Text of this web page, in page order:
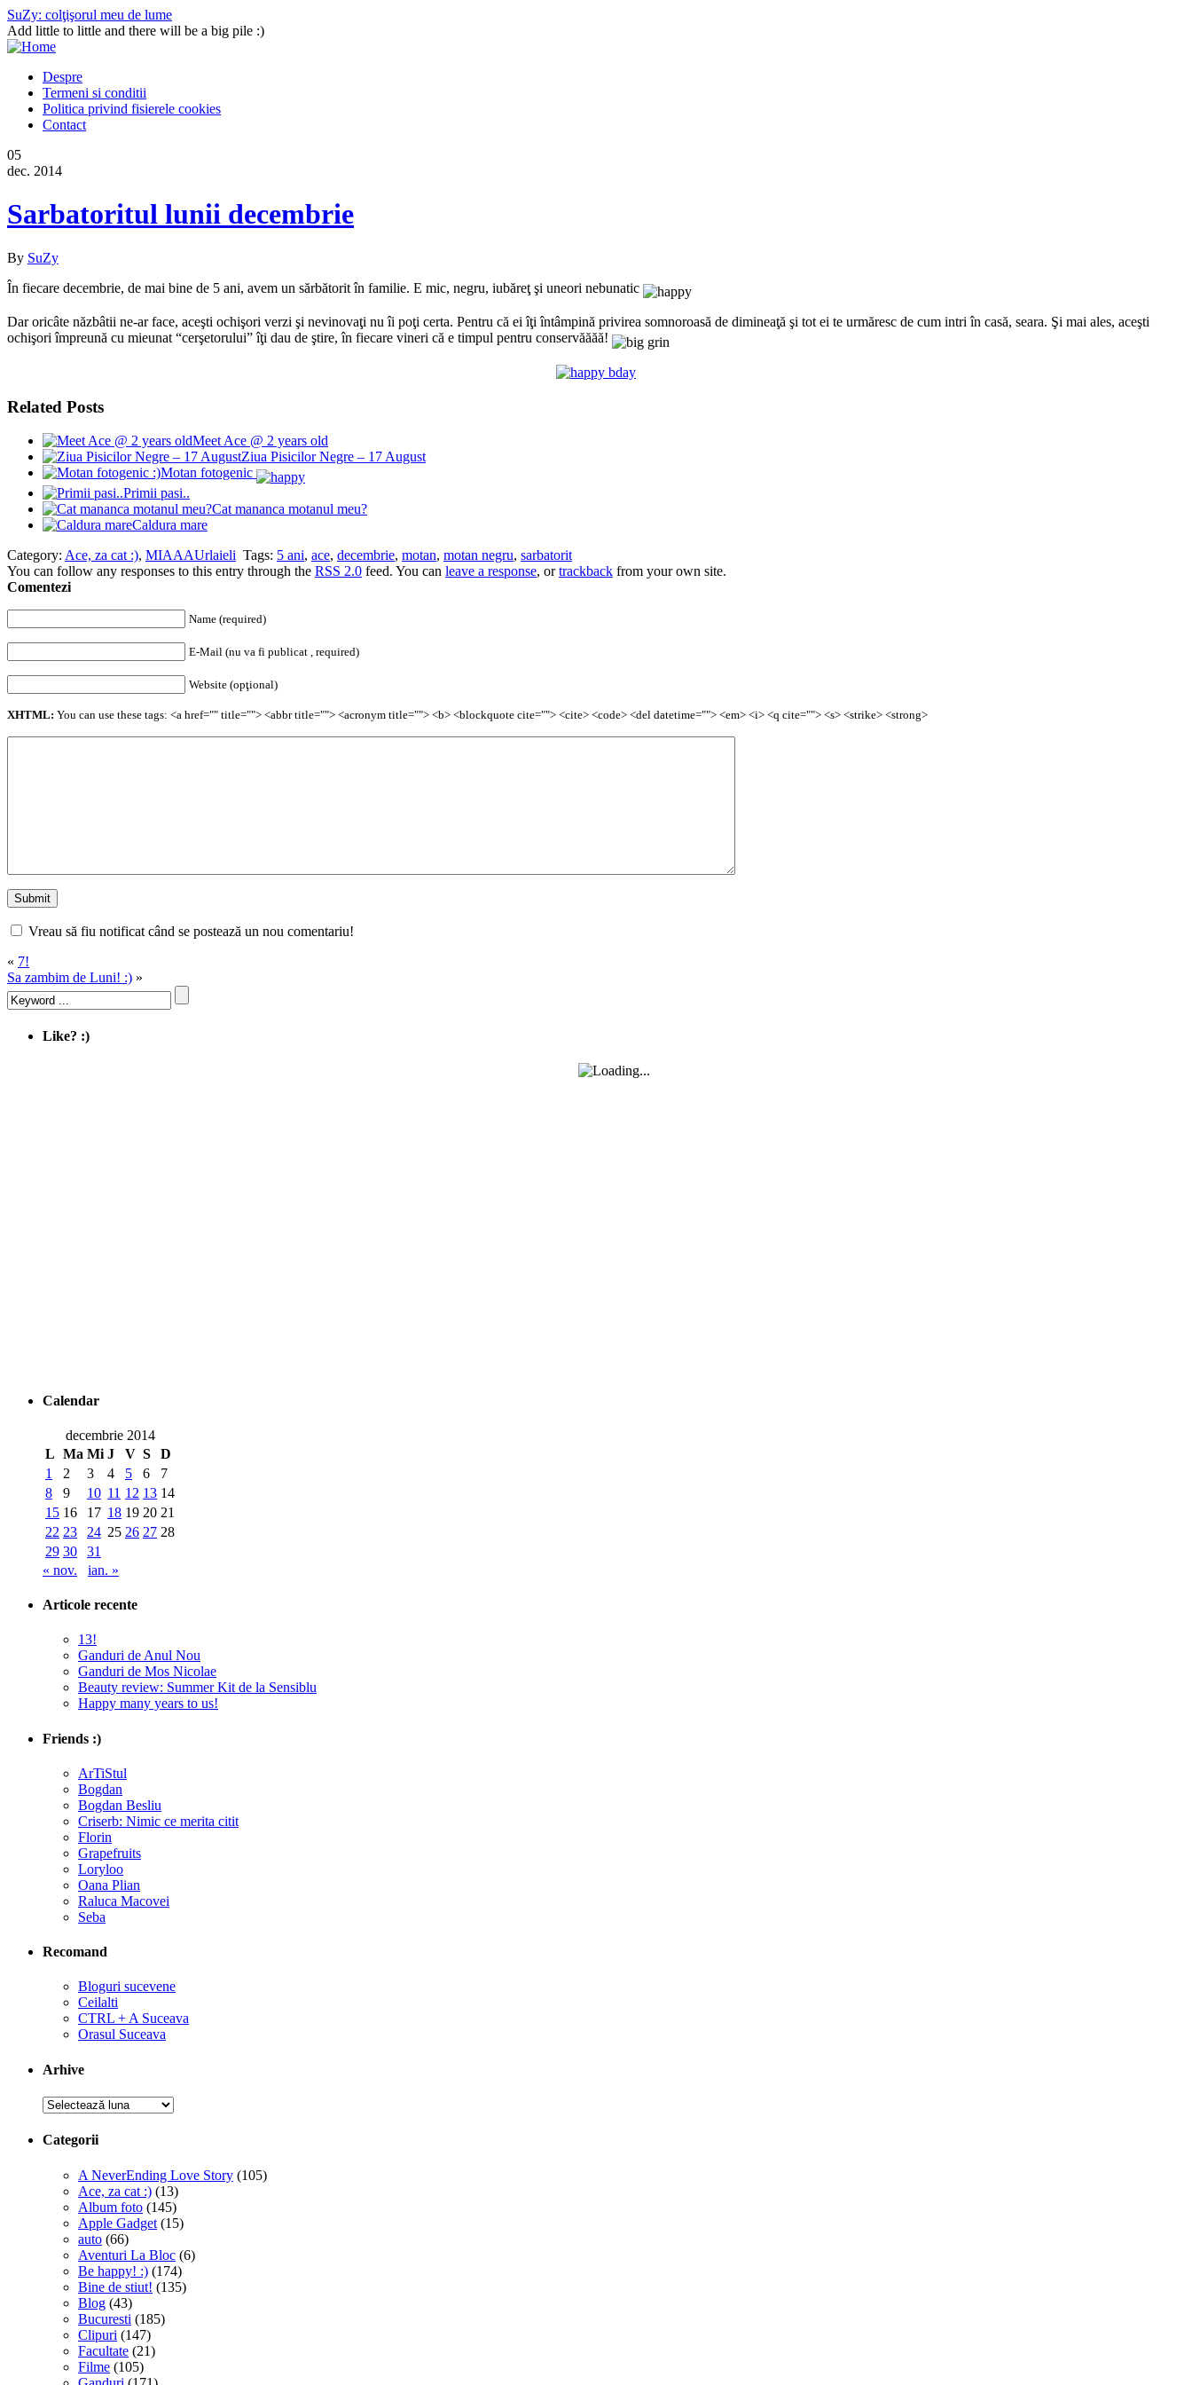
SuZy: colţişorul meu de lume
Add little to little and there will be a big pile :)
Despre
Termeni si conditii
Politica privind fisierele cookies
Contact
05
dec. 2014
Sarbatoritul lunii decembrie
By SuZy
În fiecare decembrie, de mai bine de 5 ani, avem un sărbătorit în familie. E mic, negru, iubăreţ şi uneori nebunatic
Dar oricâte năzbâtii ne-ar face, aceşti ochişori verzi şi nevinovaţi nu îi poţi certa. Pentru că ei îţi întâmpină privirea somnoroasă de dimineaţă şi tot ei te urmăresc de cum intri în casă, seara. Şi mai ales, aceşti
ochişori împreună cu mieunat “cerşetorului” îţi dau de ştire, în fiecare vineri că e timpul pentru conservăăăă!
Related Posts
Meet Ace @ 2 years old
Ziua Pisicilor Negre – 17 August
Motan fotogenic
Primii pasi..
Cat mananca motanul meu?
Caldura mare
Category: Ace, za cat :), MIAAAUrlaieli Tags: 5 ani, ace, decembrie, motan, motan negru, sarbatorit
You can follow any responses to this entry through the RSS 2.0 feed. You can leave a response, ortrackback from your own site.
Comentezi
Name (required)
E-Mail (nu va fi publicat , required)
Website (opţional)
XHTML: You can use these tags: <a href="" title=""> <abbr title=""> <acronym title=""> <b> <blockquote cite=""> <cite> <code> <del datetime=""> <em> <i> <q cite=""> <s> <strike> <strong>
Vreau să fiu notificat când se postează un nou comentariu!
« 7!
Sa zambim de Luni! :) »
Like? :)
Calendar
decembrie 2014
L Ma Mi J V S
D
1
2 3 4 5 6
7
8
9 10 11 12 13 14
15 16 17 18 19 20 21
22 23 24 25 26 27 28
29 30
31
« nov.
ian. »
Articole recente
13!
Ganduri de Anul Nou
Ganduri de Mos Nicolae
Beauty review: Summer Kit de la Sensiblu
Happy many years to us!
Friends :)
ArTiStul
Bogdan
Bogdan Besliu
Criserb: Nimic ce merita citit
Florin
Grapefruits
Loryloo
Oana Plian
Raluca Macovei
Seba
Recomand
Bloguri sucevene
Ceilalti
CTRL + A Suceava
Orasul Suceava
Arhive
Arhive
Categorii
A NeverEnding Love Story (105)
Ace, za cat :) (13)
Album foto (145)
Apple Gadget (15)
auto (66)
Aventuri La Bloc (6)
Be happy! :) (174)
Bine de stiut! (135)
Blog (43)
Bucuresti (185)
Clipuri (147)
Facultate (21)
Filme (105)